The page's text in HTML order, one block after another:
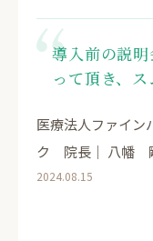
導入前の説
って頂き、
医療法人ファイ
ク 院長｜ 八幡
2024.08.15